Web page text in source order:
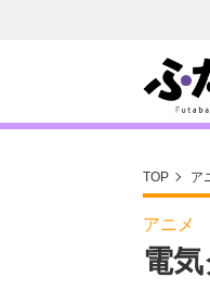
TOP ア
アニメ
電